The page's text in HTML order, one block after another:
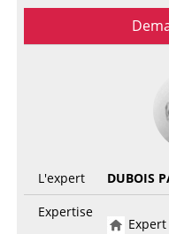
L'expert
DUBOIS
Expertise